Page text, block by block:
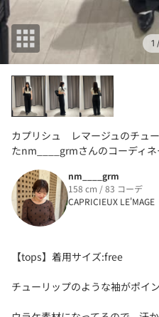
1
カプリシュ レマージュのチュ
たnm____grmさんのコーディネ
nm____grm
158 cm / 83 コーデ
CAPRICIEUX LE'MAGE
【tops】着用サイズ:free
チューリップのような袖がポイ